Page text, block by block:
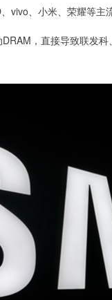
vivo、小米、荣耀等主
，直接导致联发